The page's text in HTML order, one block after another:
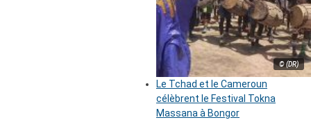
© (DR)
Le Tchad et le Cameroun
célèbrent le Festival Tokna
Massana à Bongor